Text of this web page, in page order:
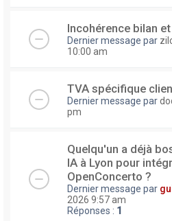
Incohérence bilan
Dernier message par
10:00 am
TVA spécifique
Dernier message par
pm
Quelqu'un a déjà
IA à Lyon pour
OpenConcerto ?
Dernier message par
2026 9:57 am
Réponses : 1